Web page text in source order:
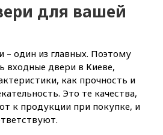
для вашей
– один из главных. Поэтому
входные двери в Киеве,
как прочность и
Это те качества,
к продукции при покупке, и